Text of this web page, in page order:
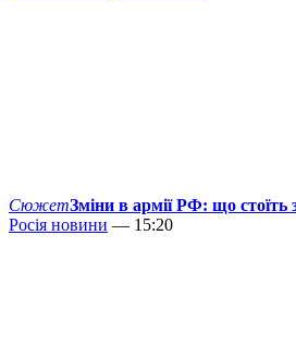
СюжетЗміни в армії РФ: що стоїть
Росія новини — 15:20